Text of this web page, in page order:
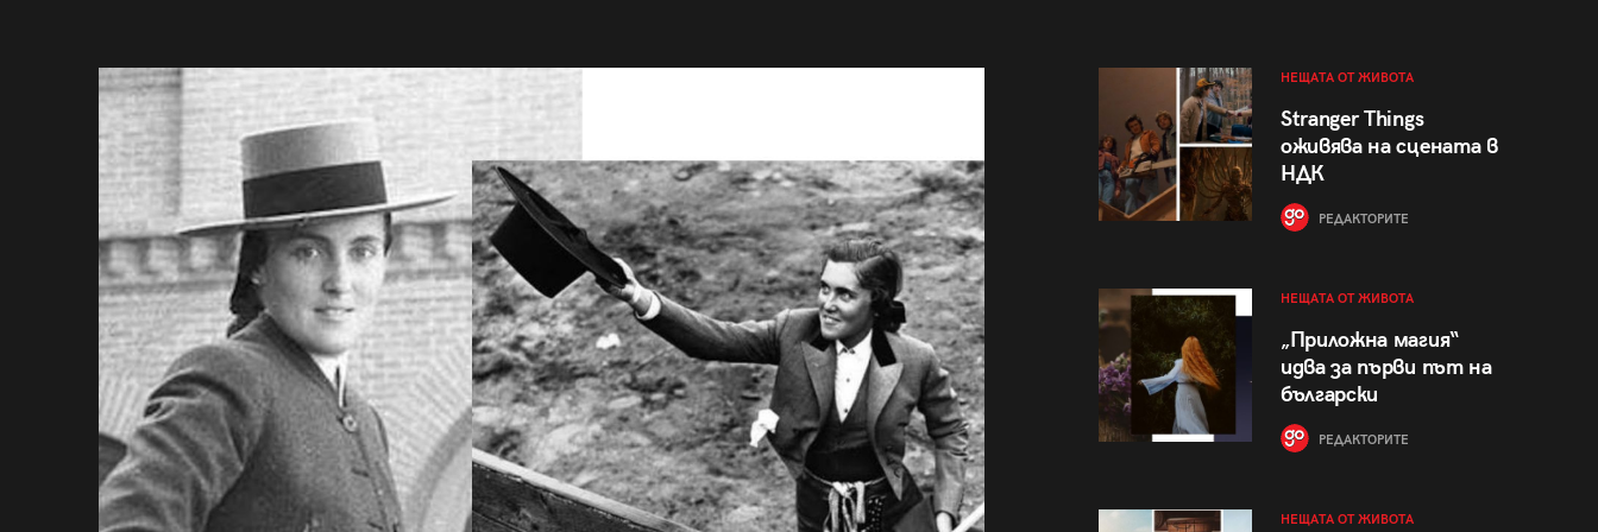
НЕЩАТА ОТ ЖИВОТА
Stranger Things
оживява на сцената в
НДК
РЕДАКТОРИТЕ
НЕЩАТА ОТ ЖИВОТА
„Приложна магия“
идва за първи път на
български
РЕДАКТОРИТЕ
НЕЩАТА ОТ ЖИВОТА